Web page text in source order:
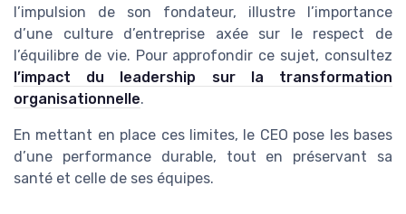
l’impulsion de son fondateur, illustre l’importance
d’une culture d’entreprise axée sur le respect de
l’équilibre de vie. Pour approfondir ce sujet, consultez
l’impact du leadership sur la transformation
organisationnelle.
En mettant en place ces limites, le CEO pose les bases
d’une performance durable, tout en préservant sa
santé et celle de ses équipes.